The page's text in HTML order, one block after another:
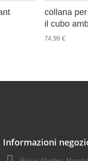
collana
il cubo
74,99 €
Informazioni